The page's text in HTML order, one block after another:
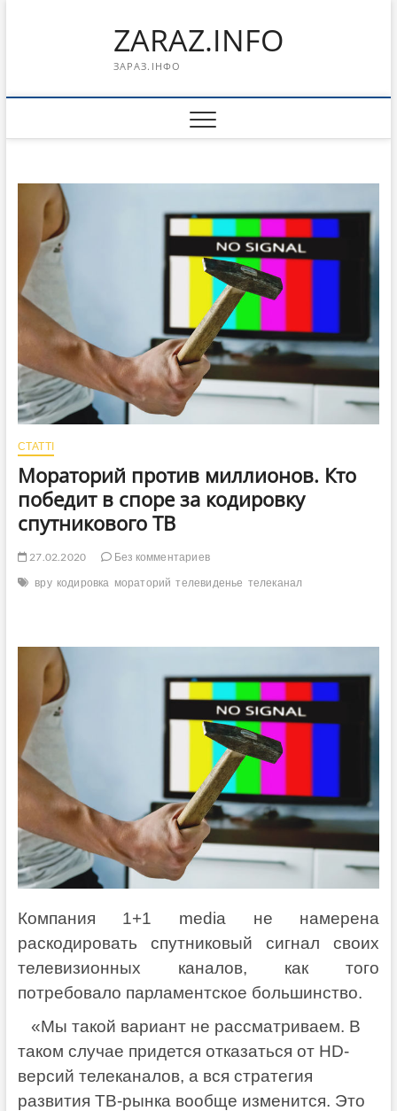
ZARAZ.INFO
ЗАРАЗ.ІНФО
СТАТТІ
Мораторий против миллионов. Кто
победит в споре за кодировку
спутникового ТВ
27.02.2020
Без комментариев
вру кодировка мораторий телевиденье телеканал
Компания 1+1 media не намерена
раскодировать спутниковый сигнал своих
телевизионных каналов, как того
потребовало парламентское большинство.
«Мы такой вариант не рассматриваем. В
таком случае придется отказаться от HD-
версий телеканалов, а вся стратегия
развития ТВ-рынка вообще изменится. Это